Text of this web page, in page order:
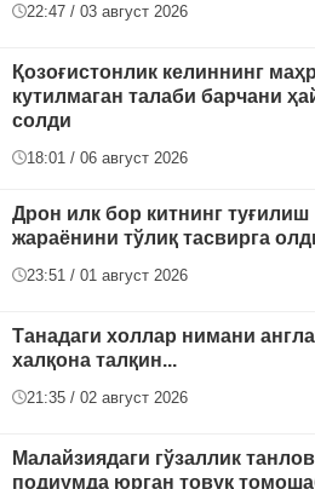
22:47 / 03 август 2026
Қозоғистонлик келиннинг
кутилмаган талаби барчани
солди
18:01 / 06 август 2026
Дрон илк бор китнинг туғилиш
жараёнини тўлиқ тасвирга
23:51 / 01 август 2026
Танадаги холлар нимани
халқона талқин...
21:35 / 02 август 2026
Малайзиядаги гўзаллик
подиумда юрган товуқ